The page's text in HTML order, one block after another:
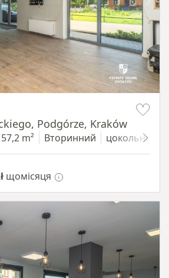
Podgórze, Kraków
57,2 m² Вторинний цокольний
щомісяця